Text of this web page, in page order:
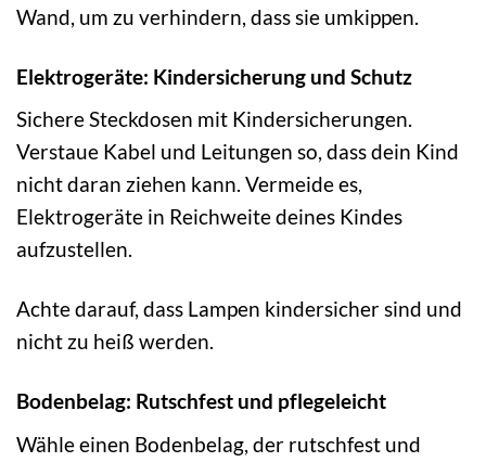
Wand, um zu verhindern, dass sie umkippen.
Elektrogeräte: Kindersicherung und Schutz
Sichere Steckdosen mit Kindersicherungen.
Verstaue Kabel und Leitungen so, dass dein Kind
nicht daran ziehen kann. Vermeide es,
Elektrogeräte in Reichweite deines Kindes
aufzustellen.
Achte darauf, dass Lampen kindersicher sind und
nicht zu heiß werden.
Bodenbelag: Rutschfest und pflegeleicht
Wähle einen Bodenbelag, der rutschfest und